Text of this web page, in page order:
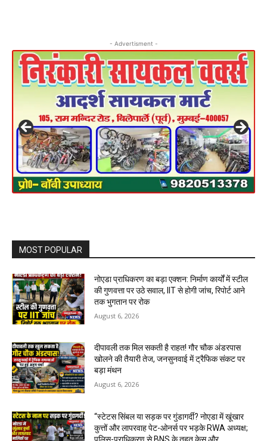
- Advertisment -
MOST POPULAR
नोएडा प्राधिकरण का बड़ा एक्शन: निर्माण कार्यों में स्टील
की गुणवत्ता पर उठे सवाल, IIT से होगी जांच, रिपोर्ट आने
तक भुगतान पर रोक
August 6, 2026
दीपावली तक मिल सकती है राहत! गौर चौक अंडरपास
खोलने की तैयारी तेज, जनसुनवाई में ट्रैफिक संकट पर
बड़ा मंथन
August 6, 2026
“स्टेटस सिंबल या सड़क पर गुंडागर्दी? नोएडा में खूंखार
कुत्तों और लापरवाह पेट-ओनर्स पर भड़के RWA अध्यक्ष;